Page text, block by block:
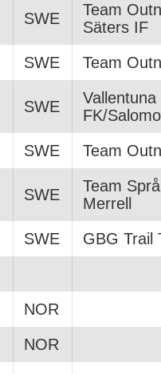
SWE
Team
Säters IF
SWE Team
SWE
Vallentuna
FK/
SWE Team
SWE
Team
Merrell
SWE
GBG Trail
NOR
NOR